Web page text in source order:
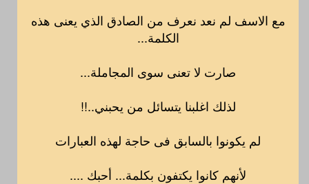
مع الاسف لم نعد نعرف من الصادق الذي يعنى هذه
الكلمة...
صارت لا تعنى سوى المجاملة...
لذلك اغلبنا يتسائل من يحبني..!!
لم يكونوا بالسابق فى حاجة لهذه العبارات
لأنهم كانوا يكتفون بكلمة... أحبك ....